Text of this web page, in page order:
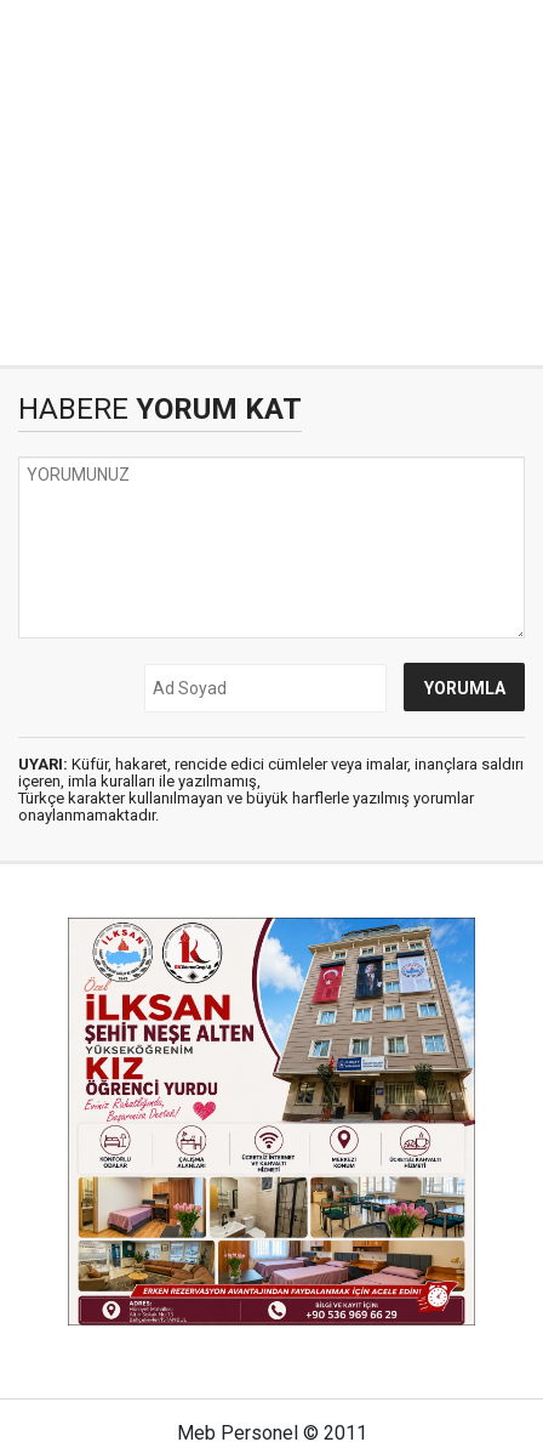
HABERE YORUM KAT
UYARI: Küfür, hakaret, rencide edici cümleler veya imalar, inançlara saldırı
içeren, imla kuralları ile yazılmamış,
Türkçe karakter kullanılmayan ve büyük harflerle yazılmış yorumlar
onaylanmamaktadır.
Meb Personel © 2011